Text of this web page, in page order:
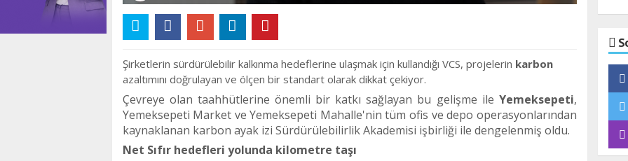
Şirketlerin sürdürülebilir kalkınma hedeflerine ulaşmak için kullandığı VCS, projelerin karbon
azaltımını doğrulayan ve ölçen bir standart olarak dikkat çekiyor.
Çevreye olan taahhütlerine önemli bir katkı sağlayan bu gelişme ile Yemeksepeti,
Yemeksepeti Market ve Yemeksepeti Mahalle'nin tüm ofis ve depo operasyonlarından
kaynaklanan karbon ayak izi Sürdürülebilirlik Akademisi işbirliği ile dengelenmiş oldu.
Net Sıfır hedefleri yolunda kilometre taşı